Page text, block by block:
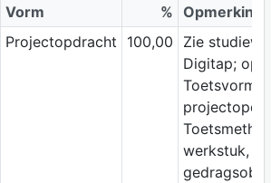
Vorm % Opmerking
Projectopdracht 100,00
Zie
Digitap;
Toetsvorm:
werkstuk,